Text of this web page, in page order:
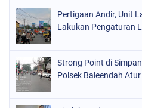
Pertigaan Andir, Unit
Lakukan Pengaturan
Strong Point di
Polsek Baleendah